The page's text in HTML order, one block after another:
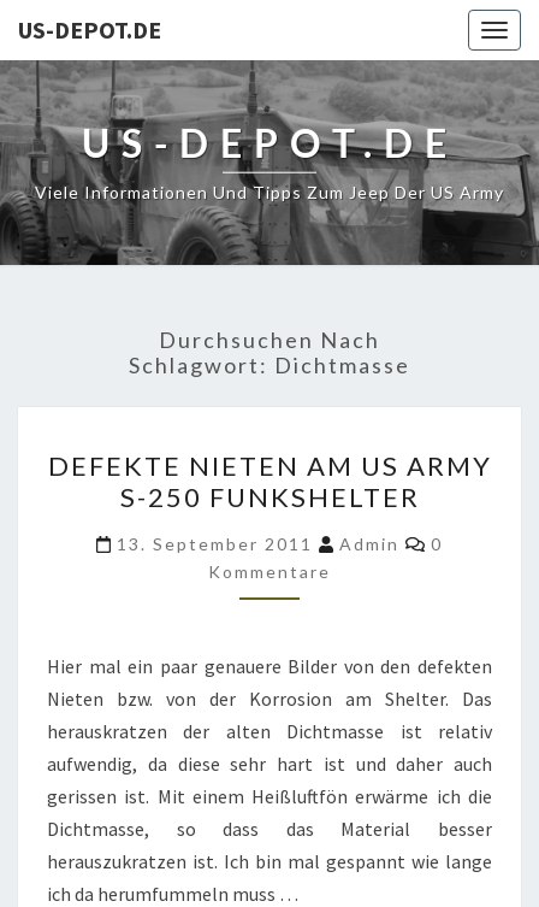
US-DEPOT.DE
US-DEPOT.DE
Viele Informationen Und Tipps Zum Jeep Der US Army
Durchsuchen Nach
Schlagwort: Dichtmasse
NIETEN
AM
US
ARMY
S-
FUNKSHELTER
DEFEKTE NIETEN AM US ARMY
S-250 FUNKSHELTER
13. September 2011 Admin
0
Kommentare
Hier mal ein paar genauere Bilder von den defekten
Nieten bzw. von der Korrosion am Shelter. Das
herauskratzen der alten Dichtmasse ist relativ
aufwendig, da diese sehr hart ist und daher auch
gerissen ist. Mit einem Heißluftfön erwärme ich die
Dichtmasse, so dass das Material besser
herauszukratzen ist. Ich bin mal gespannt wie lange
ich da herumfummeln muss …